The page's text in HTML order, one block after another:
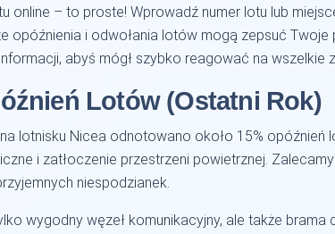
online – to proste! Wprowadź numer lotu lub
opóźnienia i odwołania lotów mogą zepsuć
abyś mógł szybko reagować na wszelkie
Lotów (Ostatni Rok)
lotnisku Nicea odnotowano około 15% opóźnień
i zatłoczenie przestrzeni powietrznej.
niespodzianek.
wygodny węzeł komunikacyjny, ale także